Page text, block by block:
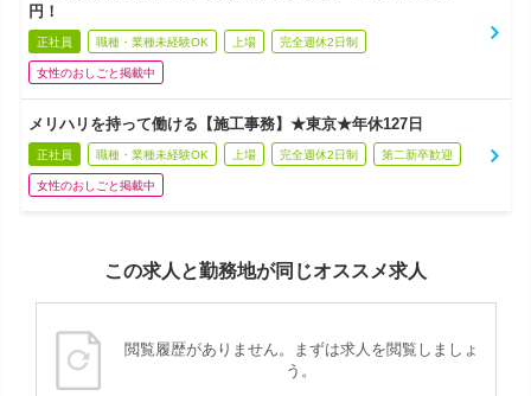
円！
正社員 職種・業種未経験OK 上場 完全週休2日制
女性のおしごと掲載中
メリハリを持って働ける【施工事務】★東京★年休127日
正社員 職種・業種未経験OK 上場 完全週休2日制 第二新卒歓迎
女性のおしごと掲載中
この求人と勤務地が同じオススメ求人
閲覧履歴がありません。まずは求人を閲覧しましょ
う。